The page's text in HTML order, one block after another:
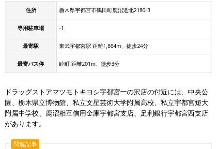
住所 栃木県宇都宮市鶴田町鹿沼道北2180-3
専用駐車場 -1
最寄駅 東武宇都宮駅 距離1,864m、徒歩24分
最寄バス停 睦町 距離201m、徒歩3分
ドラッグストアマツモトキヨシ宇都宮一の沢店の付近には、中央公
園、栃木県立博物館、私立文星芸術大学附属高校、私立宇都宮短大
附属中学校、鹿沼相互信用金庫宇都宮支店、足利銀行宇都宮西支店
があります。
関連記事